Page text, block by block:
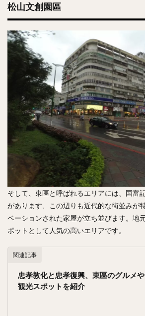
松山文創園區
そして、東區と呼ばれるエリアには、国富
があります、この辺りも近代的な街並みが
ベーションされた家屋が立ち並びます。地
ポットとして人気の高いエリアです。
関連記事
忠孝敦化と忠孝復興、東區のグルメや
観光スポットを紹介